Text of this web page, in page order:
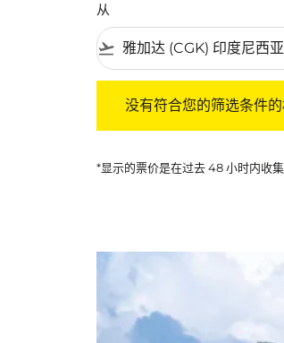
从
flight_takeoff
没有符合您的筛选条件
*显示的票价是在过去 48 小时内收